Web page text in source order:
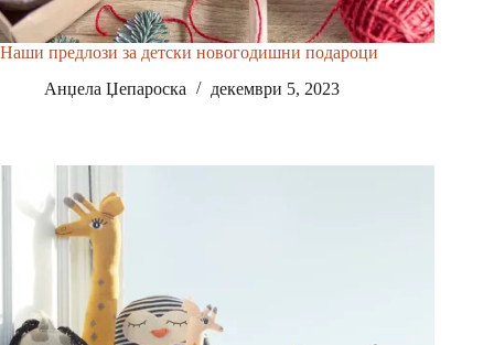
Наши предлози за детски новогодишни подароци
Анџела Џепароска
декември 5, 2023